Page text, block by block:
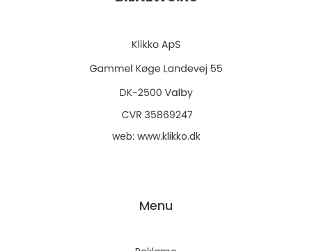
web: www.klikko.dk
Menu